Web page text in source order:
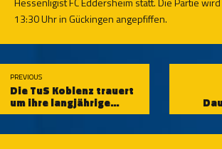
13:30 Uhr in Gückingen angepfiffen.
PREVIOUS
Die TuS Koblenz trauert
um ihre langjährige
Mitarbeiterin Inge Drüke